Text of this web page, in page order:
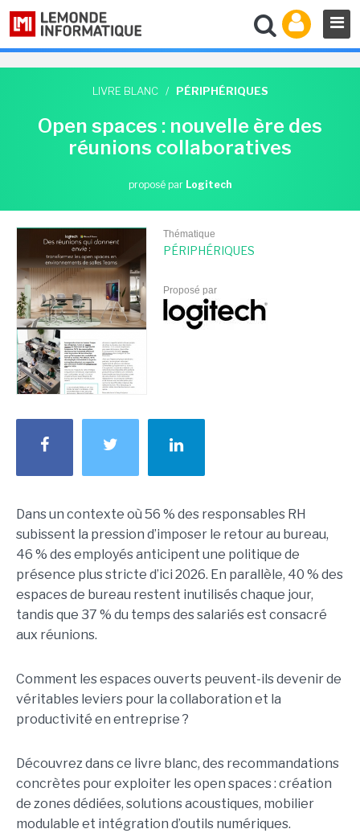
LIVRE BLANC / PÉRIPHÉRIQUES
Open spaces : nouvelle ère des
réunions collaboratives
proposé par Logitech
Thématique
PÉRIPHÉRIQUES
Proposé par
Dans un contexte où 56 % des responsables RH
subissent la pression d’imposer le retour au bureau,
46 % des employés anticipent une politique de
présence plus stricte d’ici 2026. En parallèle, 40 % des
espaces de bureau restent inutilisés chaque jour,
tandis que 37 % du temps des salariés est consacré
aux réunions.
Comment les espaces ouverts peuvent-ils devenir de
véritables leviers pour la collaboration et la
productivité en entreprise ?
Découvrez dans ce livre blanc, des recommandations
concrètes pour exploiter les open spaces : création
de zones dédiées, solutions acoustiques, mobilier
modulable et intégration d’outils numériques.